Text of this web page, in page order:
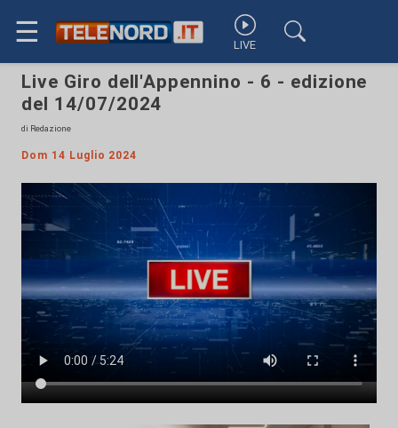
☰ LIVE
Live Giro dell'Appennino - 6 - edizione
del 14/07/2024
di Redazione
Dom 14 Luglio 2024